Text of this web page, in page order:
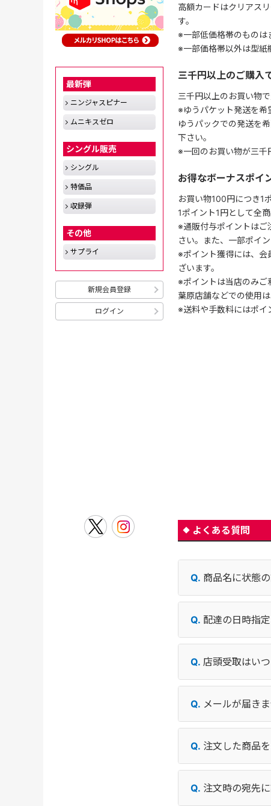
高額カードはクリアス
す。
※一部低価格帯のものは
※一部価格帯以外は型紙
三千円以上のご購入
三千円以上のお買い物
※ゆうパケット発送を希
ゆうパックでの発送を
下さい。
※一回のお買い物が三千
お得なボーナスポイ
お買い物100円につき1
1ポイント1円として全
※通販付与ポイントはご
さい。また、一部ポイ
※ポイント獲得には、会
ざいます。
※ポイントは当店のみご
葉原店舗などでの使用は
※送料や手数料にはポイ
よくある質問
商品名に状態
配達の日時指
店頭受取はい
メールが届き
注文した商品
注文時の宛先
最新弾
ニンジャスピナー
ムニキスゼロ
シングル販売
シングル
特価品
収録弾
その他
サプライ
新規会員登録
ログイン